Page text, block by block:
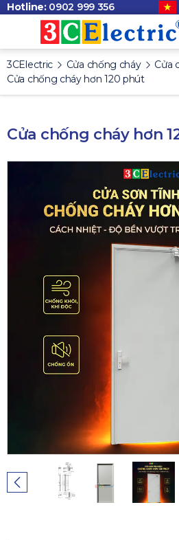
Hotline: 0902 999 356
3CElectric Cửa chống cháy
Cửa
Cửa chống cháy hơn 120 phút
Cửa chống cháy hơn